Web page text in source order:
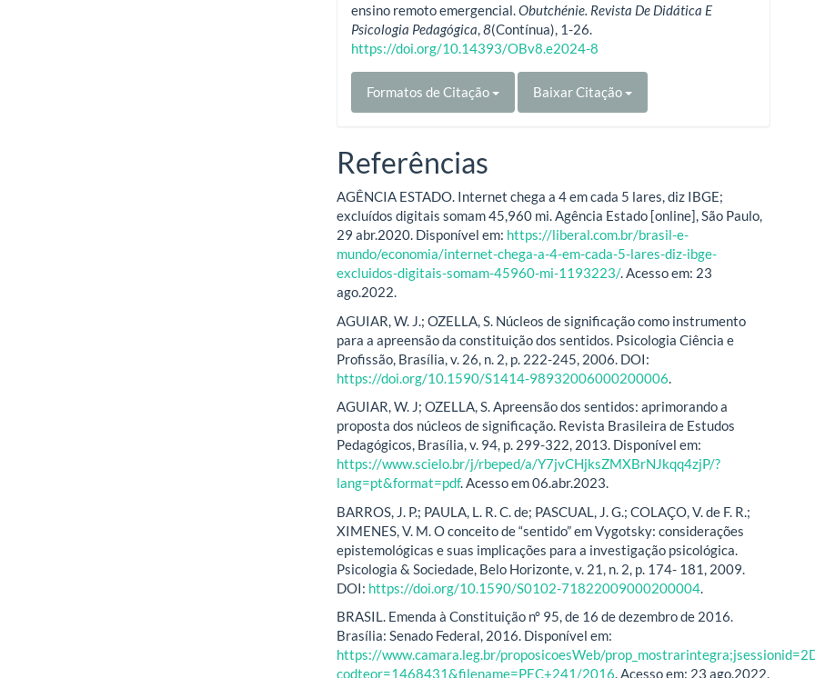
ensino remoto emergencial.Obutchénie. Revista De Didática E
Psicologia Pedagógica ,8(Contínua), 1-26.
https://doi.org/10.14393/OBv8.e2024-8
Formatos de Citação Baixar Citação
Referências
AGÊNCIA ESTADO. Internet chega a 4 em cada 5 lares, diz IBGE;
excluídos digitais somam 45,960 mi. Agência Estado [online], São Paulo,
29 abr.2020. Disponível em: https://liberal.com.br/brasil-e-
mundo/economia/internet-chega-a-4-em-cada-5-lares-diz-ibge-
excluidos-digitais-somam-45960-mi-1193223/. Acesso em: 23
ago.2022.
AGUIAR, W. J.; OZELLA, S. Núcleos de significação como instrumento
para a apreensão da constituição dos sentidos. Psicologia Ciência e
Profissão, Brasília, v. 26, n. 2, p. 222-245, 2006. DOI:
https://doi.org/10.1590/S1414-98932006000200006
AGUIAR, W. J; OZELLA, S. Apreensão dos sentidos: aprimorando a
proposta dos núcleos de significação. Revista Brasileira de Estudos
Pedagógicos, Brasília, v. 94, p. 299-322, 2013. Disponível em:
https://www.scielo.br/j/rbeped/a/Y7jvCHjksZMXBrNJkqq4zjP/?
lang=pt&format=pdf. Acesso em 06.abr.2023.
BARROS, J. P.; PAULA, L. R. C. de; PASCUAL, J. G.; COLAÇO, V. de F. R.;
XIMENES, V. M. O conceito de “sentido” em Vygotsky: considerações
epistemológicas e suas implicações para a investigação psicológica.
Psicologia & Sociedade, Belo Horizonte, v. 21, n. 2, p. 174- 181, 2009.
DOI: https://doi.org/10.1590/S0102-71822009000200004
BRASIL. Emenda à Constituição n° 95, de 16 de dezembro de 2016.
Brasília: Senado Federal, 2016. Disponível em:
https://www.camara.leg.br/proposicoesWeb/
codteor=1468431&filename=PEC+241/2016. Acesso em: 23 ago.2022.